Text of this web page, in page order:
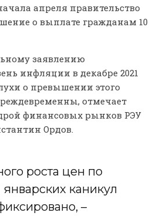
апреля правительство
о выплате гражданам 10
заявлению
инфляции в декабре 2021
о превышении этого
отмечает
финансовых рынков РЭУ
Ордов.
роста цен по
каникул
–